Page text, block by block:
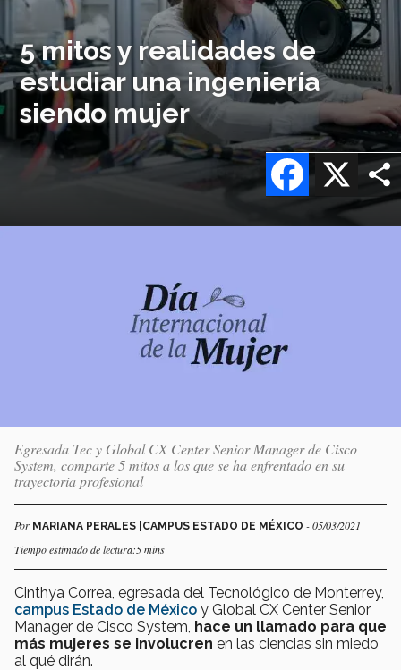
5 mitos y realidades de
estudiar una ingeniería
siendo mujer
X
Facebook
Egresada Tec y Global CX Center Senior Manager de Cisco
System, comparte 5 mitos a los que se ha enfrentado en su
trayectoria profesional
Por MARIANA PERALES |CAMPUS ESTADO DE MÉXICO - 05/03/2021
Tiempo estimado de lectura:5 mins
Cinthya Correa, egresada del Tecnológico de Monterrey,
campus Estado de México y Global CX Center Senior
Manager de Cisco System, hace un llamado para que
más mujeres se involucren en las ciencias sin miedo
al qué dirán.